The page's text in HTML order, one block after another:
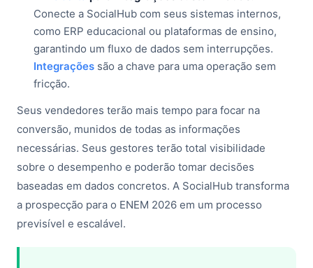
Conecte a SocialHub com seus sistemas internos,
como ERP educacional ou plataformas de ensino,
garantindo um fluxo de dados sem interrupções.
Integrações são a chave para uma operação sem
fricção.
Seus vendedores terão mais tempo para focar na
conversão, munidos de todas as informações
necessárias. Seus gestores terão total visibilidade
sobre o desempenho e poderão tomar decisões
baseadas em dados concretos. A SocialHub transforma
a prospecção para o ENEM 2026 em um processo
previsível e escalável.